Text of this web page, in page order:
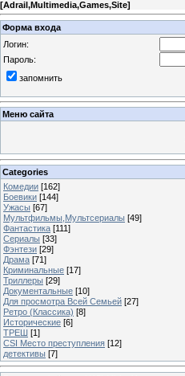
[Adrail,Multimedia,Games,Site]
Форма входа
Логин:
Пароль:
запомнить
Меню сайта
Categories
Комедии [162]
Боевики [144]
Ужасы [67]
Мультфильмы,Мультсериалы [49]
Фантастика [111]
Сериалы [33]
Фэнтези [29]
Драма [71]
Криминальные [17]
Триллеры [29]
Документальные [10]
Для просмотра Всей Семьей [27]
Ретро (Классика) [8]
Исторические [6]
ТРЕШ [1]
CSI Место преступления [12]
детективы [7]